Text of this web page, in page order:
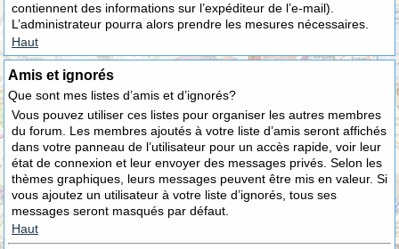
contiennent des informations sur l’expéditeur de l’e-mail).
L’administrateur pourra alors prendre les mesures nécessaires.
Haut
Amis et ignorés
Que sont mes listes d’amis et d’ignorés?
Vous pouvez utiliser ces listes pour organiser les autres membres
du forum. Les membres ajoutés à votre liste d’amis seront affichés
dans votre panneau de l’utilisateur pour un accès rapide, voir leur
état de connexion et leur envoyer des messages privés. Selon les
thèmes graphiques, leurs messages peuvent être mis en valeur. Si
vous ajoutez un utilisateur à votre liste d’ignorés, tous ses
messages seront masqués par défaut.
Haut